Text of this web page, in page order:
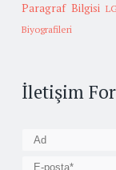
Paragraf Bilgisi
Biyografileri
İletişim